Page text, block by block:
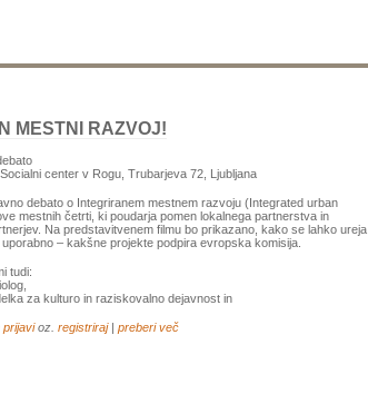
MESTNI RAZVOJ!
center v Rogu, Trubarjeva 72, Ljubljana
debato o Integriranem mestnem razvoju (Integrated urban
mestnih četrti, ki poudarja pomen lokalnega partnerstva in
Na predstavitvenem filmu bo prikazano, kako se lahko ureja
– kakšne projekte podpira evropska komisija.
tudi:
za kulturo in raziskovalno dejavnost in
prijavioz. registriraj| preberi več